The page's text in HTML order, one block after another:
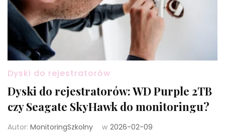
Dyski do rejestratorów
Dyski do rejestratorów: WD Purple 2TB
czy Seagate SkyHawk do monitoringu?
Autor: MonitoringSzkolny w 2026-02-09